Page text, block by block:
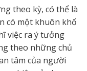
theo kỳ, có thể là
có một khuôn khổ
việc ra ý tưởng
theo những chủ
tâm của người